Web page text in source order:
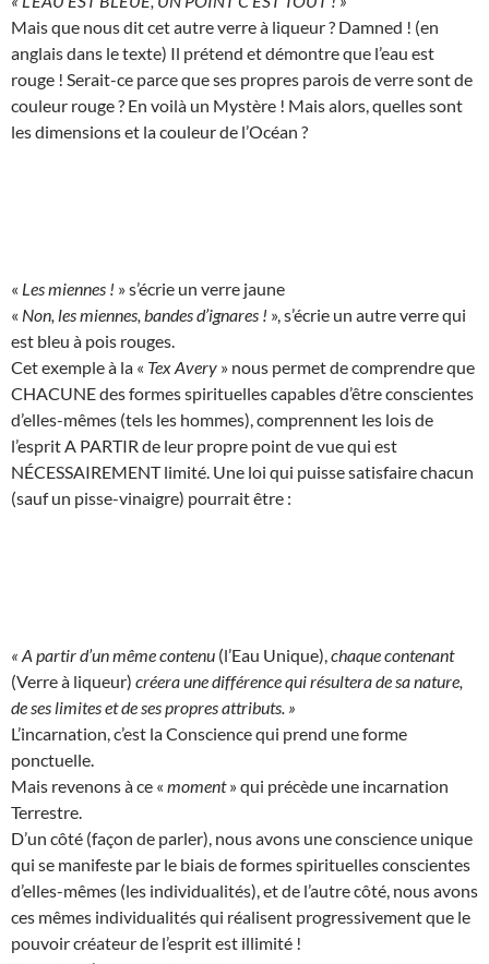
Mais que nous dit cet autre verre à liqueur ? Damned ! (en
anglais dans le texte) Il prétend et démontre que l’eau est
rouge ! Serait-ce parce que ses propres parois de verre sont de
couleur rouge ? En voilà un Mystère ! Mais alors, quelles sont
les dimensions et la couleur de l’Océan ?
« Les miennes ! » s’écrie un verre jaune
« Non, les miennes, bandes d’ignares ! », s’écrie un autre verre qui
est bleu à pois rouges.
Cet exemple à la « Tex Avery » nous permet de comprendre que
CHACUNE des formes spirituelles capables d’être conscientes
d’elles-mêmes (tels les hommes), comprennent les lois de
l’esprit A PARTIR de leur propre point de vue qui est
NÉCESSAIREMENT limité. Une loi qui puisse satisfaire chacun
(sauf un pisse-vinaigre) pourrait être :
« A partir d’un même contenu (l’Eau Unique), chaque contenant
(Verre à liqueur) créera une différence qui résultera de sa nature,
de ses limites et de ses propres attributs. »
L’incarnation, c’est la Conscience qui prend une forme
ponctuelle.
Mais revenons à ce « moment» qui précède une incarnation
Terrestre.
D’un côté (façon de parler), nous avons une conscience unique
qui se manifeste par le biais de formes spirituelles conscientes
d’elles-mêmes (les individualités), et de l’autre côté, nous avons
ces mêmes individualités qui réalisent progressivement que le
pouvoir créateur de l’esprit est illimité !